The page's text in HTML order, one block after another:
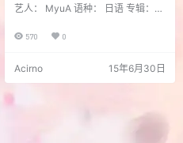
艺人： MyuA 语种： 日语 专辑：2
间： 2013年08月07日 专辑类别：
2098681[/hermit]
570 0
Acirno 15年6月30日